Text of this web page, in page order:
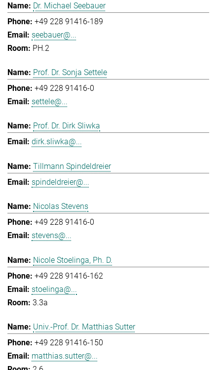
Dr. Michael Seebauer
+49 228 91416-189
seebauer@...
PH.2
Prof. Dr. Sonja Settele
+49 228 91416-0
settele@...
Prof. Dr. Dirk Sliwka
dirk.sliwka@...
Tillmann Spindeldreier
spindeldreier@...
Nicolas Stevens
+49 228 91416-0
stevens@...
Nicole Stoelinga, Ph. D.
+49 228 91416-162
stoelinga@...
3.3a
Univ.-Prof. Dr. Matthias Sutter
+49 228 91416-150
matthias.sutter@...